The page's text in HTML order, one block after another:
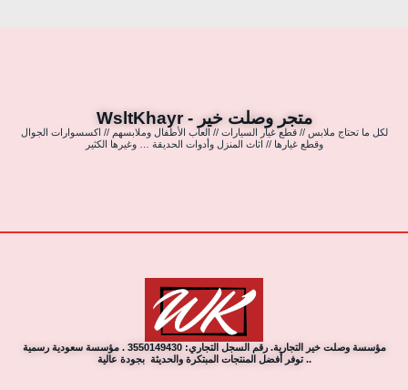
متجر وصلت خير - WsltKhayr
لكل ما تحتاج ملابس // قطع غيار السيارات // العاب الأطفال وملابسهم // اكسسوارات الجوال
وقطع غيارها // اثاث المنزل وأدوات الحديقة … وغيرها الكثير
مؤسسة وصلت خير التجارية. رقم السجل التجاري: 3550149430 . مؤسسة سعودية رسمية
.. توفر أفضل المنتجات المبتكرة والحديثة بجودة عالية